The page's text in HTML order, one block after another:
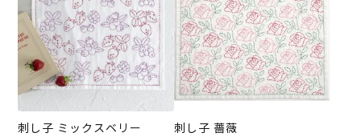
刺し子 ミックスベリー 刺し子 薔薇